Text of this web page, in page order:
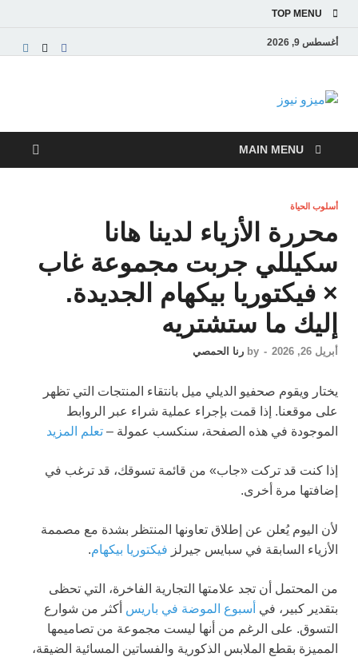
TOP MENU
أغسطس 9, 2026
ميزو نيوز
والاقتصادية
MAIN MENU
أسلوب الحياة
محررة الأزياء لدينا هانا
سكيللي جربت مجموعة غاب
× فيكتوريا بيكهام الجديدة.
إليك ما ستشتريه
أبريل 26, 2026 -
by رنا الحمصي
يختار ويقوم صحفيو الديلي ميل بانتقاء المنتجات التي تظهر
على موقعنا. إذا قمت بإجراء عملية شراء عبر الروابط
الموجودة في هذه الصفحة، سنكسب عمولة – تعلم المزيد
إذا كنت قد تركت «جاب» من قائمة تسوقك، قد ترغب في
إضافتها مرة أخرى.
لأن اليوم يُعلن عن إطلاق تعاونها المنتظر بشدة مع مصممة
الأزياء السابقة في سبايس جيرلز فيكتوريا بيكهام.
من المحتمل أن تجد علامتها التجارية الفاخرة، التي تحظى
بتقدير كبير، في أسبوع الموضة في باريس أكثر من شوارع
التسوق. على الرغم من أنها ليست مجموعة من تصاميمها
المميزة بقطع الملابس الذكورية والفساتين المسائية الضيقة،